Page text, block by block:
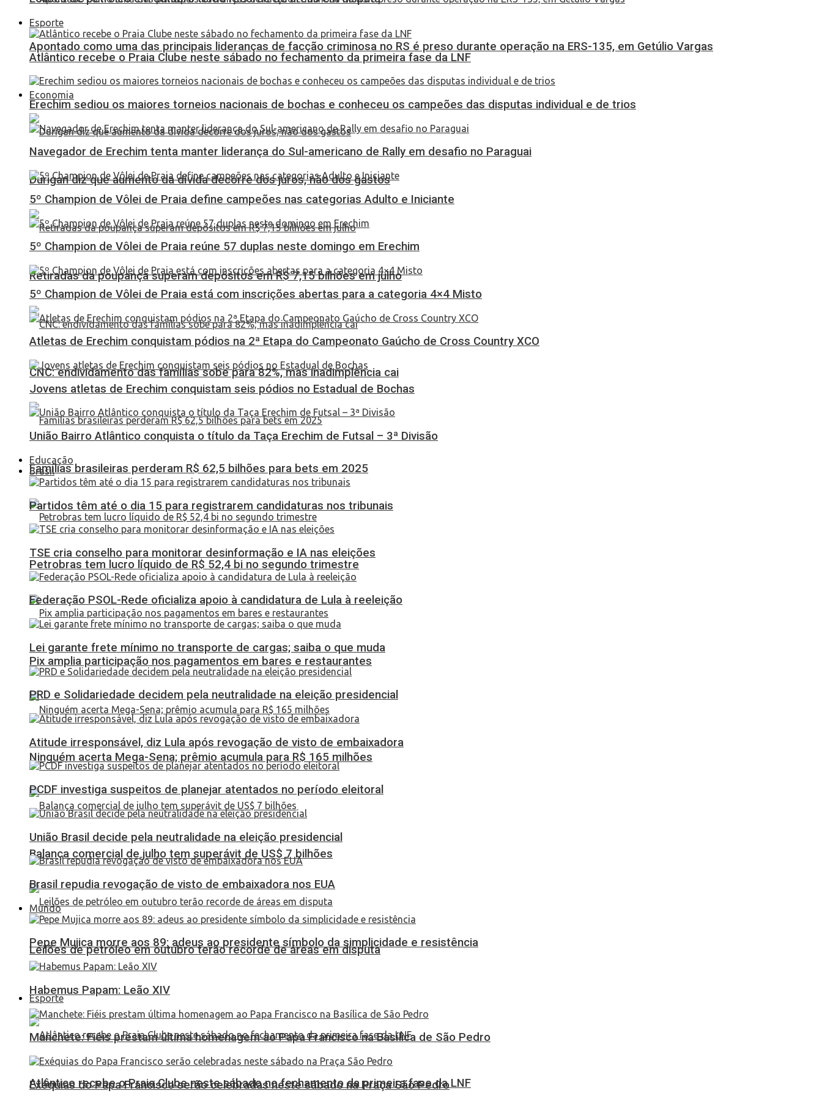
Apontado como uma das principais lideranças de facção criminosa no RS é preso durante operação na ERS-135, em Getúlio Vargas
Economia
Durigan diz que aumento da dívida decorre dos juros, não dos gastos
Retiradas da poupança superam depósitos em R$ 7,15 bilhões em julho
CNC: endividamento das famílias sobe para 82%, mas inadimplência cai
Famílias brasileiras perderam R$ 62,5 bilhões para bets em 2025
Petrobras tem lucro líquido de R$ 52,4 bi no segundo trimestre
Pix amplia participação nos pagamentos em bares e restaurantes
Ninguém acerta Mega-Sena; prêmio acumula para R$ 165 milhões
Balança comercial de julho tem superávit de US$ 7 bilhões
Leilões de petróleo em outubro terão recorde de áreas em disputa
Esporte
Atlântico recebe o Praia Clube neste sábado no fechamento da primeira fase da LNF
Esporte
Atlântico recebe o Praia Clube neste sábado no fechamento da primeira fase da LNF
Erechim sediou os maiores torneios nacionais de bochas e conheceu os campeões das disputas individual e de trios
Navegador de Erechim tenta manter liderança do Sul-americano de Rally em desafio no Paraguai
5º Champion de Vôlei de Praia define campeões nas categorias Adulto e Iniciante
5º Champion de Vôlei de Praia reúne 57 duplas neste domingo em Erechim
5º Champion de Vôlei de Praia está com inscrições abertas para a categoria 4×4 Misto
Atletas de Erechim conquistam pódios na 2ª Etapa do Campeonato Gaúcho de Cross Country XCO
Jovens atletas de Erechim conquistam seis pódios no Estadual de Bochas
União Bairro Atlântico conquista o título da Taça Erechim de Futsal – 3ª Divisão
Educação
Brasil
Partidos têm até o dia 15 para registrarem candidaturas nos tribunais
TSE cria conselho para monitorar desinformação e IA nas eleições
Federação PSOL-Rede oficializa apoio à candidatura de Lula à reeleição
Lei garante frete mínimo no transporte de cargas; saiba o que muda
PRD e Solidariedade decidem pela neutralidade na eleição presidencial
Atitude irresponsável, diz Lula após revogação de visto de embaixadora
PCDF investiga suspeitos de planejar atentados no período eleitoral
União Brasil decide pela neutralidade na eleição presidencial
Brasil repudia revogação de visto de embaixadora nos EUA
Mundo
Pepe Mujica morre aos 89: adeus ao presidente símbolo da simplicidade e resistência
Habemus Papam: Leão XIV
Manchete: Fiéis prestam última homenagem ao Papa Francisco na Basílica de São Pedro
Exéquias do Papa Francisco serão celebradas neste sábado na Praça São Pedro